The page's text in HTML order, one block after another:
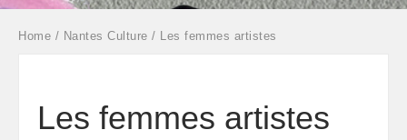
Home / Nantes Culture / Les femmes artistes
Les femmes artistes